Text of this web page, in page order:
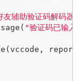
辅助验证码解码器"
( "验证码已输入"
(vccode ,